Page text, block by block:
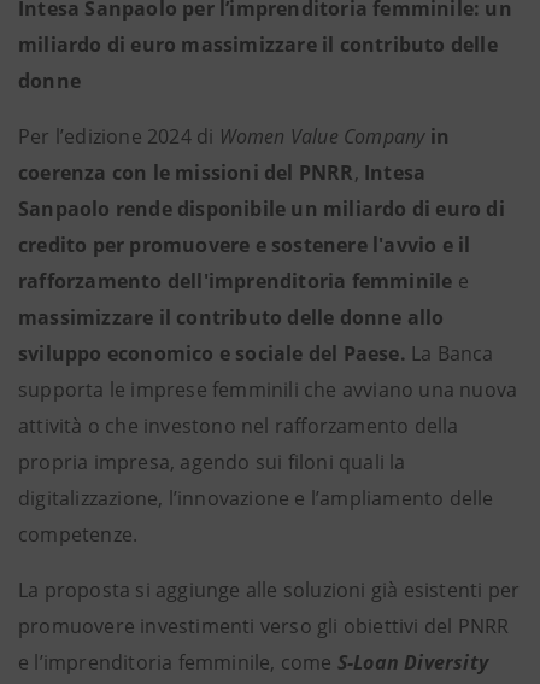
Intesa Sanpaolo per l’imprenditoria femminile: un
miliardo di euro massimizzare il contributo delle
donne
Per l’edizione 2024 di Women Value Company in
coerenza con le missioni del PNRR, Intesa
Sanpaolo rende disponibile un miliardo di euro di
credito per promuovere e sostenere l'avvio e il
rafforzamento dell'imprenditoria femminile e
massimizzare il contributo delle donne allo
sviluppo economico e sociale del Paese. La Banca
supporta le imprese femminili che avviano una nuova
attività o che investono nel rafforzamento della
propria impresa, agendo sui filoni quali la
digitalizzazione, l’innovazione e l’ampliamento delle
competenze.
La proposta si aggiunge alle soluzioni già esistenti per
promuovere investimenti verso gli obiettivi del PNRR
e l’imprenditoria femminile, come S-Loan Diversity